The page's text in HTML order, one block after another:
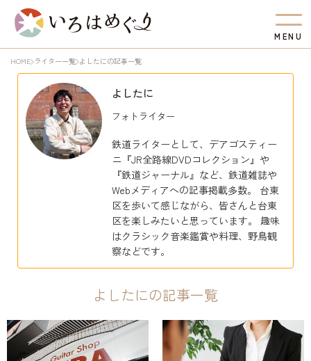
M EN U
HOME ライター一覧 よしたにの記事一覧
よしたに
フォトライター
鉄道ライターとして、デアゴスティー
ニ『JR全路線DVDコレクション』や
『鉄道ジャーナル』など、鉄道雑誌や
Webメディアへの記事掲載多数。 台東
区を歩いて感じながら、皆さんと台東
区を楽しみたいと思っています。 趣味
はクラシック音楽鑑賞や料理、野鳥観
察などです。
よしたにの記事一覧